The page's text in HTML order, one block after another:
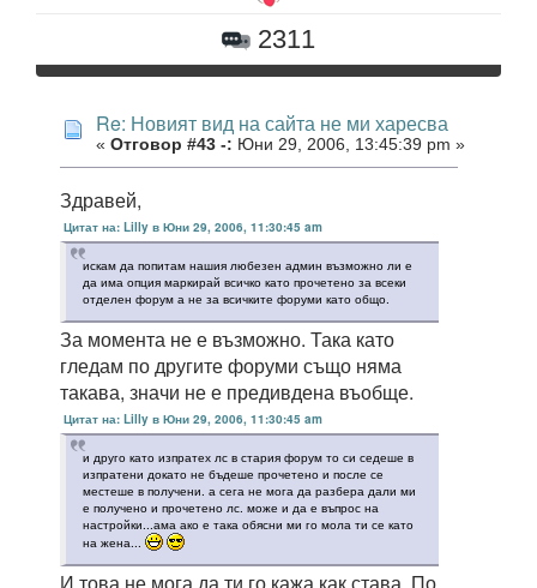
2311
Re: Новият вид на сайта не ми харесва
« Отговор #43 -: Юни 29, 2006, 13:45:39 pm »
Здравей,
Цитат на: Lilly в Юни 29, 2006, 11:30:45 am
искам да попитам нашия любезен админ възможно ли е
да има опция маркирай всичко като прочетено за всеки
отделен форум а не за всичките форуми като общо.
За момента не е възможно. Така като
гледам по другите форуми също няма
такава, значи не е предивдена въобще.
Цитат на: Lilly в Юни 29, 2006, 11:30:45 am
и друго като изпратех лс в стария форум то си седеше в
изпратени докато не бъдеше прочетено и после се
местеше в получени. а сега не мога да разбера дали ми
е получено и прочетено лс. може и да е въпрос на
настройки...ама ако е така обясни ми го мола ти се като
на жена...